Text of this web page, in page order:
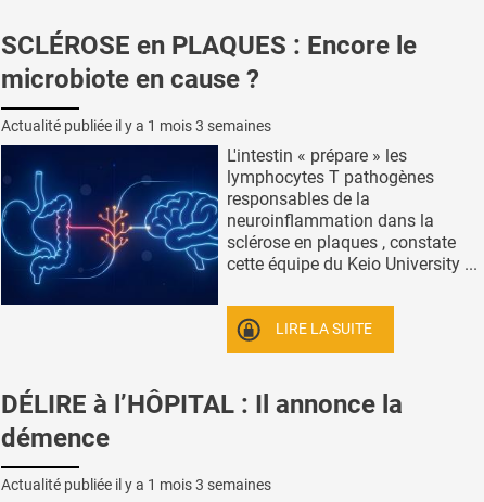
SCLÉROSE en PLAQUES : Encore le
microbiote en cause ?
Actualité publiée il y a 1 mois 3 semaines
L'intestin « prépare » les
lymphocytes T pathogènes
responsables de la
neuroinflammation dans la
sclérose en plaques , constate
cette équipe du Keio University ...
LIRE LA SUITE
DÉLIRE à l’HÔPITAL : Il annonce la
démence
Actualité publiée il y a 1 mois 3 semaines